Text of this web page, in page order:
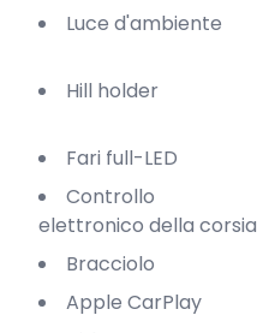
Luce d'ambiente
Hill holder
Fari full-LED
Controllo
elettronico della corsia
Bracciolo
Apple CarPlay